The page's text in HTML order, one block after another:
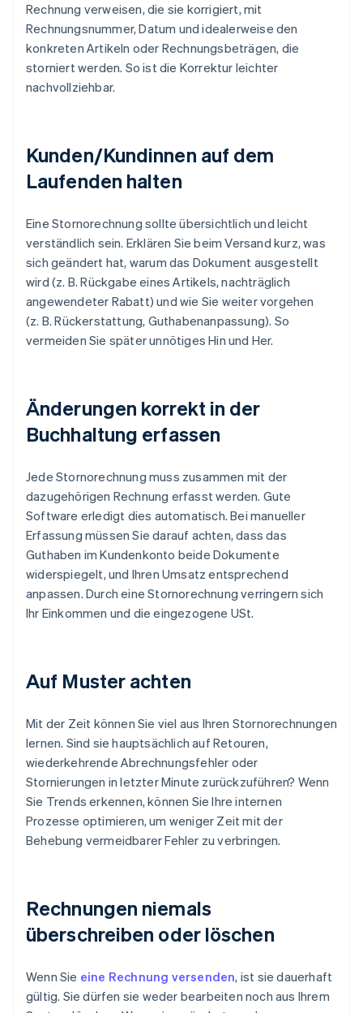
Rechnung verweisen, die sie korrigiert, mit
Rechnungsnummer, Datum und idealerweise den
konkreten Artikeln oder Rechnungsbeträgen, die
storniert werden. So ist die Korrektur leichter
nachvollziehbar.
Kunden/Kundinnen auf dem
Laufenden halten
Eine Stornorechnung sollte übersichtlich und leicht
verständlich sein. Erklären Sie beim Versand kurz, was
sich geändert hat, warum das Dokument ausgestellt
wird (z. B. Rückgabe eines Artikels, nachträglich
angewendeter Rabatt) und wie Sie weiter vorgehen
(z. B. Rückerstattung, Guthabenanpassung). So
vermeiden Sie später unnötiges Hin und Her.
Änderungen korrekt in der
Buchhaltung erfassen
Jede Stornorechnung muss zusammen mit der
dazugehörigen Rechnung erfasst werden. Gute
Software erledigt dies automatisch. Bei manueller
Erfassung müssen Sie darauf achten, dass das
Guthaben im Kundenkonto beide Dokumente
widerspiegelt, und Ihren Umsatz entsprechend
anpassen. Durch eine Stornorechnung verringern sich
Ihr Einkommen und die eingezogene USt.
Auf Muster achten
Mit der Zeit können Sie viel aus Ihren Stornorechnungen
lernen. Sind sie hauptsächlich auf Retouren,
wiederkehrende Abrechnungsfehler oder
Stornierungen in letzter Minute zurückzuführen? Wenn
Sie Trends erkennen, können Sie Ihre internen
Prozesse optimieren, um weniger Zeit mit der
Behebung vermeidbarer Fehler zu verbringen.
Rechnungen niemals
überschreiben oder löschen
Wenn Sie eine Rechnung versenden, ist sie dauerhaft
gültig. Sie dürfen sie weder bearbeiten noch aus Ihrem